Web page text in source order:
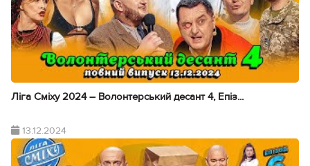
Ліга Сміху 2024 – Волонтерський десант 4, Епіз...
13.12.2024